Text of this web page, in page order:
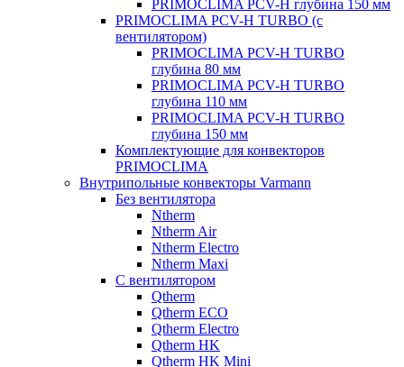
PRIMOCLIMA PCV-H глубина 150 мм
PRIMOCLIMA PCV-H TURBO (c
вентилятором)
PRIMOCLIMA PCV-H TURBO
глубина 80 мм
PRIMOCLIMA PCV-H TURBO
глубина 110 мм
PRIMOCLIMA PCV-H TURBO
глубина 150 мм
Комплектующие для конвекторов
PRIMOCLIMA
Внутрипольные конвекторы Varmann
Без вентилятора
Ntherm
Ntherm Air
Ntherm Electro
Ntherm Maxi
С вентилятором
Qtherm
Qtherm ECO
Qtherm Electro
Qtherm HK
Qtherm HK Mini